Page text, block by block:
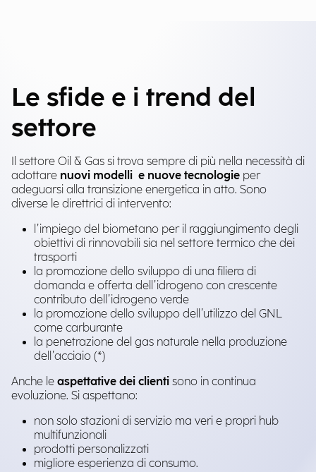
Le sfide e i trend del
settore
Il settore Oil & Gas si trova sempre di più nella necessità di
adottare nuovi modelli e nuove tecnologie per
adeguarsi alla transizione energetica in atto. Sono
diverse le direttrici di intervento:
l’impiego del biometano​ per il raggiungimento degli
obiettivi di rinnovabili sia nel settore termico che dei
trasporti
la promozione dello sviluppo di una filiera di
domanda e offerta dell’idrogeno con crescente
contributo dell’idrogeno verde​
la promozione dello sviluppo dell’utilizzo del GNL
come carburante​
la penetrazione del gas naturale nella produzione
dell’acciaio (*)
Anche le aspettative dei clienti sono in continua
evoluzione. Si aspettano:
non solo stazioni di servizio ma veri e propri hub
multifunzionali
prodotti personalizzati
migliore esperienza di consumo.